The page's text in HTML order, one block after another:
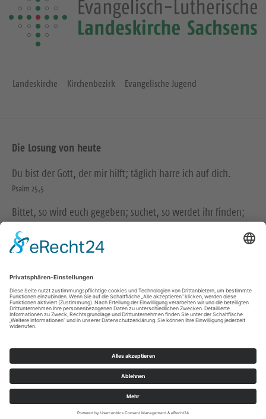
Landeskirche Kirchenbezirk Evangelische Jugend
Die Losung von heute
Du bist der Gott, der mir hilft; täglich harre ich auf dich.
Psalm 25,5
Bittet, so wird euch gegeben; suchet, so werdet ihr finden;
klopfet an, so wird euch aufgetan.
Matthäus 7,7
Weitere Informationen finden Sie hier
Folge uns auf Instagram
© Ev.-Luth. Kirchgemeinde Am Großen Stein Seifhennersdorf 2026